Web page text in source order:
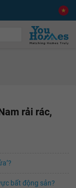
rải rác,
bất động sản?